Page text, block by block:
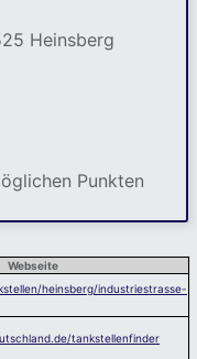
Heinsberg
Punkten
Webseite
heinsberg/industriestrasse-
tankstellenfinder